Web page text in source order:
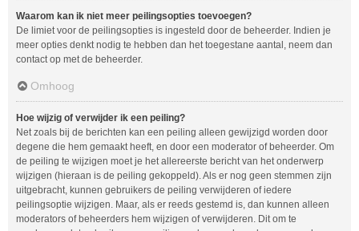
Waarom kan ik niet meer peilingsopties toevoegen?
De limiet voor de peilingsopties is ingesteld door de beheerder. Indien je
meer opties denkt nodig te hebben dan het toegestane aantal, neem dan
contact op met de beheerder.
Omhoog
Hoe wijzig of verwijder ik een peiling?
Net zoals bij de berichten kan een peiling alleen gewijzigd worden door
degene die hem gemaakt heeft, en door een moderator of beheerder. Om
de peiling te wijzigen moet je het allereerste bericht van het onderwerp
wijzigen (hieraan is de peiling gekoppeld). Als er nog geen stemmen zijn
uitgebracht, kunnen gebruikers de peiling verwijderen of iedere
peilingsoptie wijzigen. Maar, als er reeds gestemd is, dan kunnen alleen
moderators of beheerders hem wijzigen of verwijderen. Dit om te